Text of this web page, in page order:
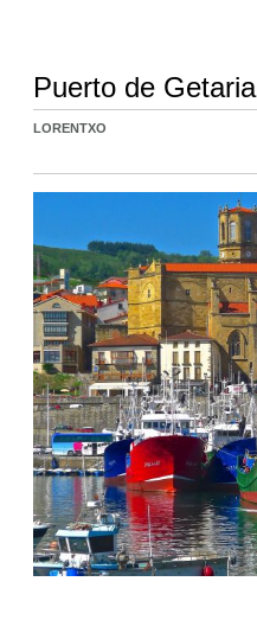
Puerto de Getaria
LORENTXO